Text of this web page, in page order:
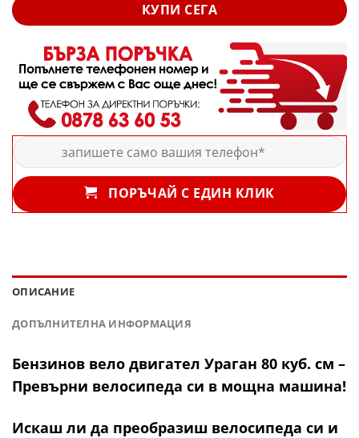
КУПИ СЕГА
ПОРЪЧАЙ С ЕДИН КЛИК
ОПИСАНИЕ
ДОПЪЛНИТЕЛНА ИНФОРМАЦИЯ
Бензинов вело двигател Ураган 80 куб. см –
Превърни велосипеда си в мощна машина!
Искаш ли да преобразиш велосипеда си и